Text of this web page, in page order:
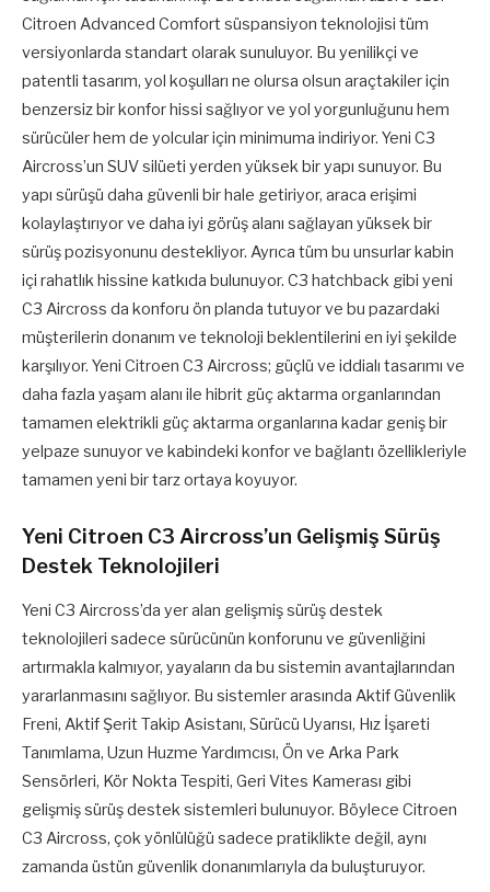
Citroen Advanced Comfort süspansiyon teknolojisi tüm
versiyonlarda standart olarak sunuluyor. Bu yenilikçi ve
patentli tasarım, yol koşulları ne olursa olsun araçtakiler için
benzersiz bir konfor hissi sağlıyor ve yol yorgunluğunu hem
sürücüler hem de yolcular için minimuma indiriyor. Yeni C3
Aircross’un SUV silüeti yerden yüksek bir yapı sunuyor. Bu
yapı sürüşü daha güvenli bir hale getiriyor, araca erişimi
kolaylaştırıyor ve daha iyi görüş alanı sağlayan yüksek bir
sürüş pozisyonunu destekliyor. Ayrıca tüm bu unsurlar kabin
içi rahatlık hissine katkıda bulunuyor. C3 hatchback gibi yeni
C3 Aircross da konforu ön planda tutuyor ve bu pazardaki
müşterilerin donanım ve teknoloji beklentilerini en iyi şekilde
karşılıyor. Yeni Citroen C3 Aircross; güçlü ve iddialı tasarımı ve
daha fazla yaşam alanı ile hibrit güç aktarma organlarından
tamamen elektrikli güç aktarma organlarına kadar geniş bir
yelpaze sunuyor ve kabindeki konfor ve bağlantı özellikleriyle
tamamen yeni bir tarz ortaya koyuyor.
Yeni Citroen C3 Aircross’un Gelişmiş Sürüş
Destek Teknolojileri
Yeni C3 Aircross’da yer alan gelişmiş sürüş destek
teknolojileri sadece sürücünün konforunu ve güvenliğini
artırmakla kalmıyor, yayaların da bu sistemin avantajlarından
yararlanmasını sağlıyor. Bu sistemler arasında Aktif Güvenlik
Freni, Aktif Şerit Takip Asistanı, Sürücü Uyarısı, Hız İşareti
Tanımlama, Uzun Huzme Yardımcısı, Ön ve Arka Park
Sensörleri, Kör Nokta Tespiti, Geri Vites Kamerası gibi
gelişmiş sürüş destek sistemleri bulunuyor. Böylece Citroen
C3 Aircross, çok yönlülüğü sadece pratiklikte değil, aynı
zamanda üstün güvenlik donanımlarıyla da buluşturuyor.